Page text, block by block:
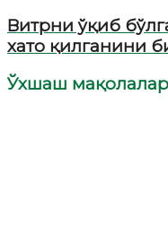
Витрни ўқиб
хато қилганини
Ўхшаш мақолалар